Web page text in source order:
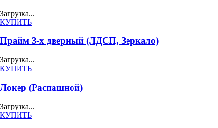
Загрузка...
КУПИТЬ
Прайм 3-х дверный (ЛДСП, Зеркало)
Загрузка...
КУПИТЬ
Локер (Распашной)
Загрузка...
КУПИТЬ